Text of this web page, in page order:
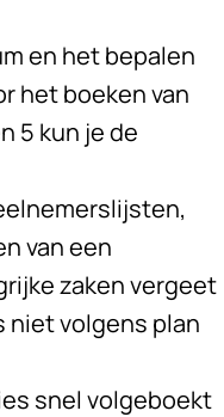
en het bepalen
het boeken van
5 kun je de
van een
zaken vergeet
niet volgens plan
snel volgeboekt